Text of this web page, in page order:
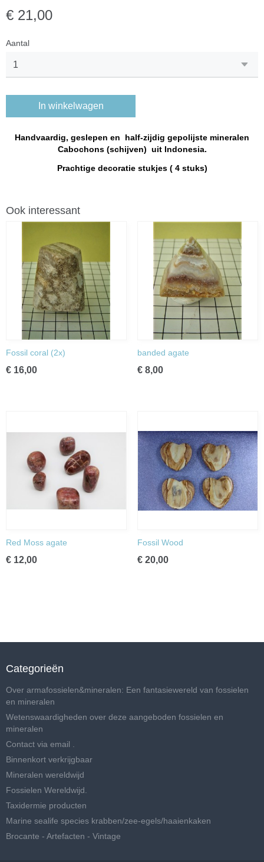
€ 21,00
Aantal
In winkelwagen
Handvaardig, geslepen en half-zijdig gepolijste mineralen
Cabochons (schijven) uit Indonesia.
Prachtige decoratie stukjes ( 4 stuks)
Ook interessant
Fossil coral (2x)
€ 16,00
banded agate
€ 8,00
Red Moss agate
€ 12,00
Fossil Wood
€ 20,00
Categorieën
Over armafossielen&mineralen: Een fantasiewereld van fossielen
en mineralen
Wetenswaardigheden over deze aangeboden fossielen en
mineralen
Contact via email .
Binnenkort verkrijgbaar
Mineralen wereldwijd
Fossielen Wereldwijd.
Taxidermie producten
Marine sealife species krabben/zee-egels/haaienkaken
Brocante - Artefacten - Vintage